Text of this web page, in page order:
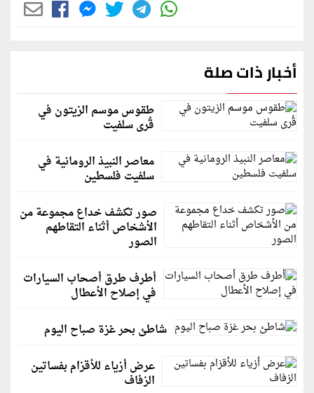
أخبار ذات صلة
طقوس موسم الزيتون في
قُرى سلفيت
معاصر النبيذ الرومانية في
سلفيت فلسطين
صور تكشف خداع مجموعة من
الأشخاص أثناء التقاطهم
الصور
أطرف طرق أصحاب السيارات
في إصلاح الأعطال
شاطئ بحر غزة صباح اليوم
عرض أزياء للأقزام بفساتين
الزفاف